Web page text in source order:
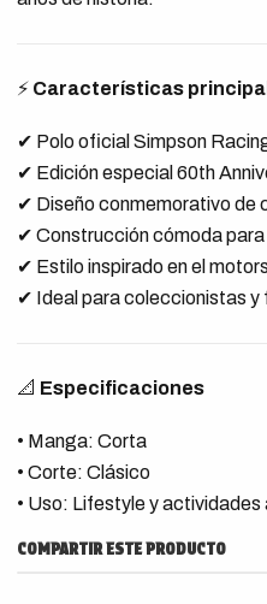
⚡ Características
✔ Polo oficial Simpson
✔ Edición especial 60th
✔ Diseño conmemorativo de
✔ Construcción cómoda para
✔ Estilo inspirado en el
✔ Ideal para coleccionistas y
📐 Especificaciones
• Manga: Corta
• Corte: Clásico
• Uso: Lifestyle y actividades
COMPARTIR ESTE PRODUCTO